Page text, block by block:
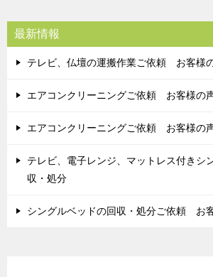
最新情報
テレビ、仏壇の運搬作業ご依頼 お客様
エアコンクリーニングご依頼 お客様の
エアコンクリーニングご依頼 お客様の
テレビ、電子レンジ、マットレス付きシ
収・処分
シングルベッドの回収・処分ご依頼 お